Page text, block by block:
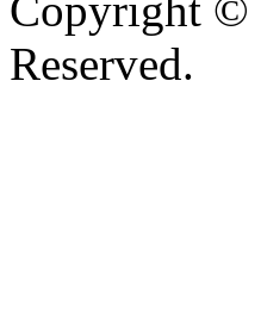
Reserved.